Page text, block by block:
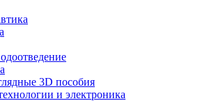
3D пособия
и электроника